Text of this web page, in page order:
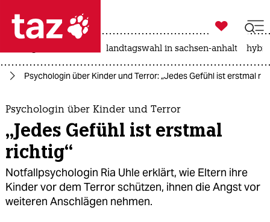
 taz zahl ich
taz zahl ich
themen
politik
öko
gesellschaft

taz zahl ich
landtagswahl in sachsen-anhalt
Psychologin über Kinder und Terror: „Jedes Gefühl ist erstmal
Psychologin über Kinder und Terror
„Jedes Gefühl ist erstmal
richtig“
Notfallpsychologin Ria Uhle erklärt, wie Eltern ihre
Kinder vor dem Terror schützen, ihnen die Angst vor
weiteren Anschlägen nehmen.